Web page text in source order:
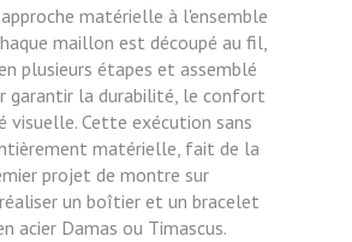
matérielle à l'ensemble
maillon est découpé au fil,
plusieurs étapes et assemblé
garantir la durabilité, le confort
Cette exécution sans
matérielle, fait de la
projet de montre sur
un boîtier et un bracelet
acier Damas ou Timascus.